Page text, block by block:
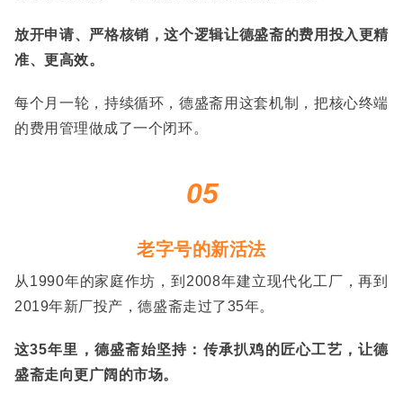
放开申请、严格核销，这个逻辑让德盛斋的费用投入更精
准、更高效。
每个月一轮，持续循环，德盛斋用这套机制，把核心终端
的费用管理做成了一个闭环。
05
老字号的新活法
从1990年的家庭作坊，到2008年建立现代化工厂，再到
2019年新厂投产，德盛斋走过了35年。
这35年里，德盛斋始坚持：传承扒鸡的匠心工艺，让德
盛斋走向更广阔的市场。